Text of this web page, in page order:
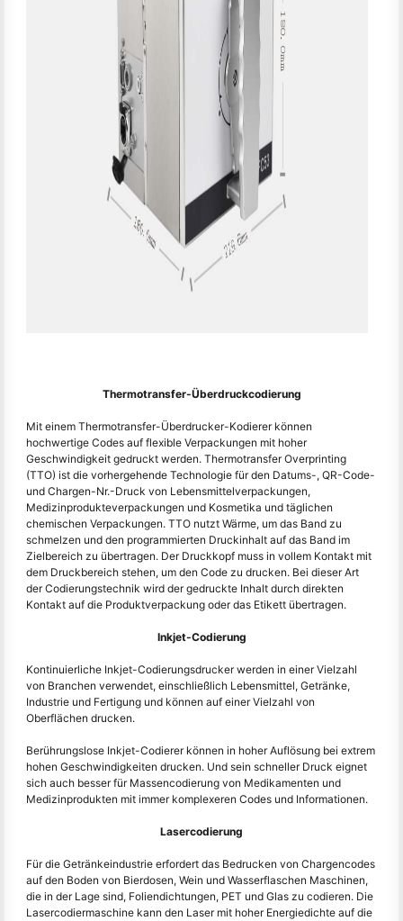
Thermotransfer-Überdruckcodierung
Mit einem Thermotransfer-Überdrucker-Kodierer können
hochwertige Codes auf flexible Verpackungen mit hoher
Geschwindigkeit gedruckt werden. Thermotransfer Overprinting
(TTO) ist die vorhergehende Technologie für den Datums-, QR-Code-
und Chargen-Nr.-Druck von Lebensmittelverpackungen,
Medizinprodukteverpackungen und Kosmetika und täglichen
chemischen Verpackungen. TTO nutzt Wärme, um das Band zu
schmelzen und den programmierten Druckinhalt auf das Band im
Zielbereich zu übertragen. Der Druckkopf muss in vollem Kontakt mit
dem Druckbereich stehen, um den Code zu drucken. Bei dieser Art
der Codierungstechnik wird der gedruckte Inhalt durch direkten
Kontakt auf die Produktverpackung oder das Etikett übertragen.
Inkjet-Codierung
Kontinuierliche Inkjet-Codierungsdrucker werden in einer Vielzahl
von Branchen verwendet, einschließlich Lebensmittel, Getränke,
Industrie und Fertigung und können auf einer Vielzahl von
Oberflächen drucken.
Berührungslose Inkjet-Codierer können in hoher Auflösung bei extrem
hohen Geschwindigkeiten drucken. Und sein schneller Druck eignet
sich auch besser für Massencodierung von Medikamenten und
Medizinprodukten mit immer komplexeren Codes und Informationen.
Lasercodierung
Für die Getränkeindustrie erfordert das Bedrucken von Chargencodes
auf den Boden von Bierdosen, Wein und Wasserflaschen Maschinen,
die in der Lage sind, Foliendichtungen, PET und Glas zu codieren. Die
Lasercodiermaschine kann den Laser mit hoher Energiedichte auf die